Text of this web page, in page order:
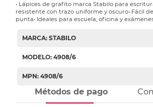
• Lápices de grafito marca Stabilo para
resistente con trazo uniforme y oscuro• Fácil
punta• Ideales para escuela, oficina y
MARCA: STABILO
MODELO: 4908/6
MPN: 4908/6
Métodos de pago